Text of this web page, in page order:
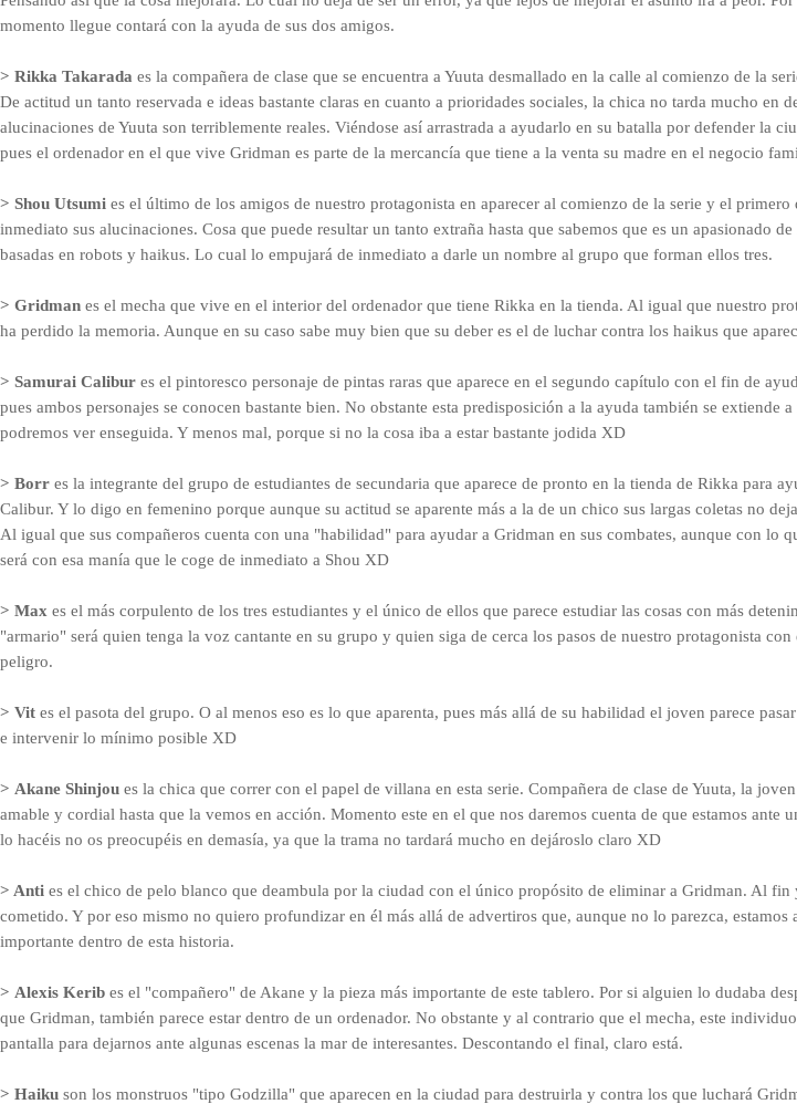
momento llegue contará con la ayuda de sus dos amigos.
> Rikka Takarada es la compañera de clase que se encuentra a Yuuta desmallado en la calle al comienzo de la
De actitud un tanto reservada e ideas bastante claras en cuanto a prioridades sociales, la chica no tarda mucho en
alucinaciones de Yuuta son terriblemente reales. Viéndose así arrastrada a ayudarlo en su batalla por defender la
pues el ordenador en el que vive Gridman es parte de la mercancía que tiene a la venta su madre en el negocio
> Shou Utsumi es el último de los amigos de nuestro protagonista en aparecer al comienzo de la serie y el primero
inmediato sus alucinaciones. Cosa que puede resultar un tanto extraña hasta que sabemos que es un apasionado
basadas en robots y haikus. Lo cual lo empujará de inmediato a darle un nombre al grupo que forman ellos tres.
> Gridman es el mecha que vive en el interior del ordenador que tiene Rikka en la tienda. Al igual que nuestro
ha perdido la memoria. Aunque en su caso sabe muy bien que su deber es el de luchar contra los haikus que
> Samurai Calibur es el pintoresco personaje de pintas raras que aparece en el segundo capítulo con el fin de
pues ambos personajes se conocen bastante bien. No obstante esta predisposición a la ayuda también se extiende
podremos ver enseguida. Y menos mal, porque si no la cosa iba a estar bastante jodida XD
> Borr es la integrante del grupo de estudiantes de secundaria que aparece de pronto en la tienda de Rikka para
Calibur. Y lo digo en femenino porque aunque su actitud se aparente más a la de un chico sus largas coletas no
Al igual que sus compañeros cuenta con una "habilidad" para ayudar a Gridman en sus combates, aunque con lo
será con esa manía que le coge de inmediato a Shou XD
> Max es el más corpulento de los tres estudiantes y el único de ellos que parece estudiar las cosas con más
"armario" será quien tenga la voz cantante en su grupo y quien siga de cerca los pasos de nuestro protagonista
peligro.
> Vit es el pasota del grupo. O al menos eso es lo que aparenta, pues más allá de su habilidad el joven parece
e intervenir lo mínimo posible XD
> Akane Shinjou es la chica que correr con el papel de villana en esta serie. Compañera de clase de Yuuta, la
amable y cordial hasta que la vemos en acción. Momento este en el que nos daremos cuenta de que estamos ante
lo hacéis no os preocupéis en demasía, ya que la trama no tardará mucho en dejároslo claro XD
> Anti es el chico de pelo blanco que deambula por la ciudad con el único propósito de eliminar a Gridman. Al fin
cometido. Y por eso mismo no quiero profundizar en él más allá de advertiros que, aunque no lo parezca, estamos
importante dentro de esta historia.
> Alexis Kerib es el "compañero" de Akane y la pieza más importante de este tablero. Por si alguien lo dudaba
que Gridman, también parece estar dentro de un ordenador. No obstante y al contrario que el mecha, este
pantalla para dejarnos ante algunas escenas la mar de interesantes. Descontando el final, claro está.
> Haiku son los monstruos "tipo Godzilla" que aparecen en la ciudad para destruirla y contra los que luchará